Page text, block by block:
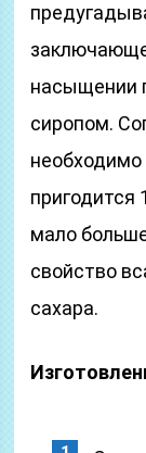
насыщении
сиропом.
необходимо
пригодится
мало
свойство
сахара.